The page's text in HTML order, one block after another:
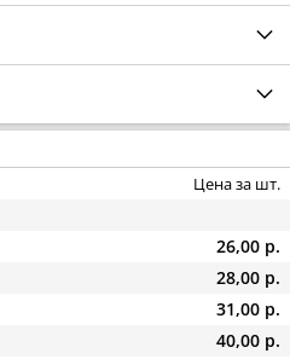
Цена за шт.
26,00 р.
28,00 р.
31,00 р.
40,00 р.